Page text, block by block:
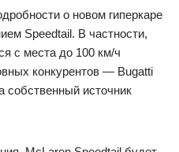
о новом гиперкаре
Speedtail. В частности,
с места до 100 км/ч
конкурентов — Bugatti
собственный источник